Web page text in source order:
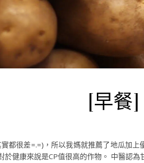
[早餐
都很差=.=)，所以我媽就推薦了地瓜加
健康來說是CP值很高的作物。 中醫認為